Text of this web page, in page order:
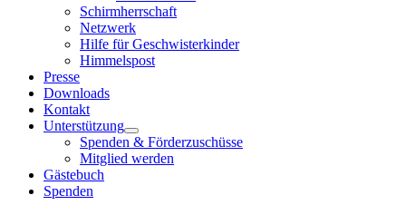
Schirmherrschaft
Netzwerk
Hilfe für Geschwisterkinder
Himmelspost
Presse
Downloads
Kontakt
Unterstützung
Spenden & Förderzuschüsse
Mitglied werden
Gästebuch
Spenden